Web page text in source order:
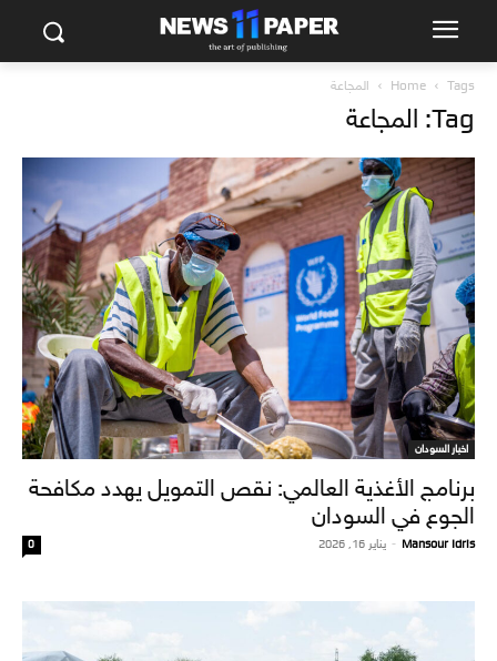
Home Tags المجاعة
Tag: المجاعة
اخبار السودان
برنامج الأغذية العالمي: نقص التمويل يهدد مكافحة
الجوع في السودان
Mansour Idris
- يناير 16, 2026 0